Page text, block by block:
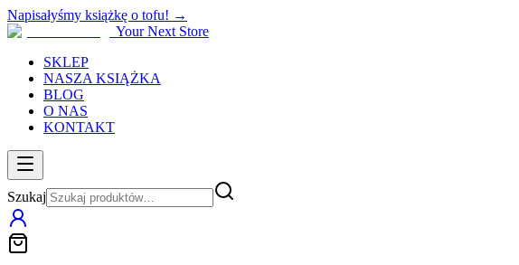
Napisałyśmy książkę o tofu! →
Your Next Store
SKLEP
NASZA KSIĄŻKA
BLOG
O NAS
KONTAKT
Szukaj